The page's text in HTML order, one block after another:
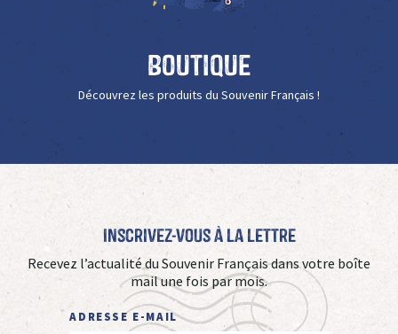
Boutique
Découvrez les produits du Souvenir Français !
Inscrivez-vous à La Lettre
Recevez l’actualité du Souvenir Français dans votre boîte
mail une fois par mois.
ADRESSE E-MAIL